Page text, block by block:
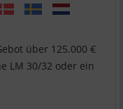
über 125.000 €
LM 30/32 oder ein